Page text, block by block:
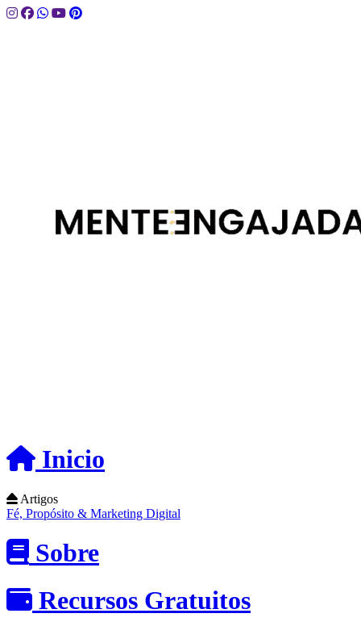
Inicio
Artigos
Fé, Propósito & Marketing Digital
Sobre
Recursos Gratuitos